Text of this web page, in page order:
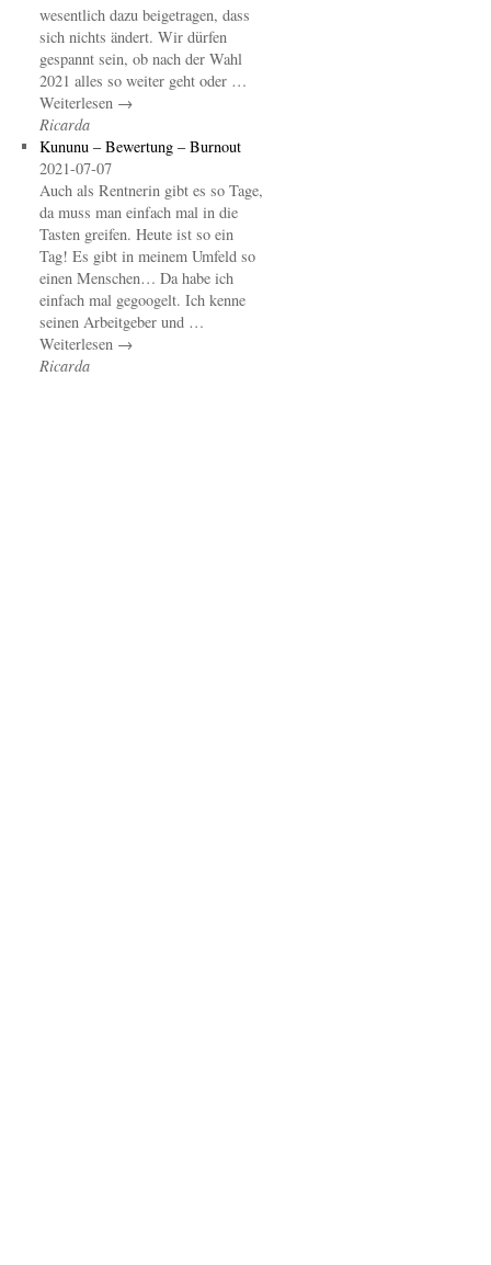
wesentlich dazu beigetragen, dass
sich nichts ändert. Wir dürfen
gespannt sein, ob nach der Wahl
2021 alles so weiter geht oder …
Weiterlesen →
Ricarda
Kununu – Bewertung – Burnout
2021-07-07
Auch als Rentnerin gibt es so Tage,
da muss man einfach mal in die
Tasten greifen. Heute ist so ein
Tag! Es gibt in meinem Umfeld so
einen Menschen… Da habe ich
einfach mal gegoogelt. Ich kenne
seinen Arbeitgeber und …
Weiterlesen →
Ricarda